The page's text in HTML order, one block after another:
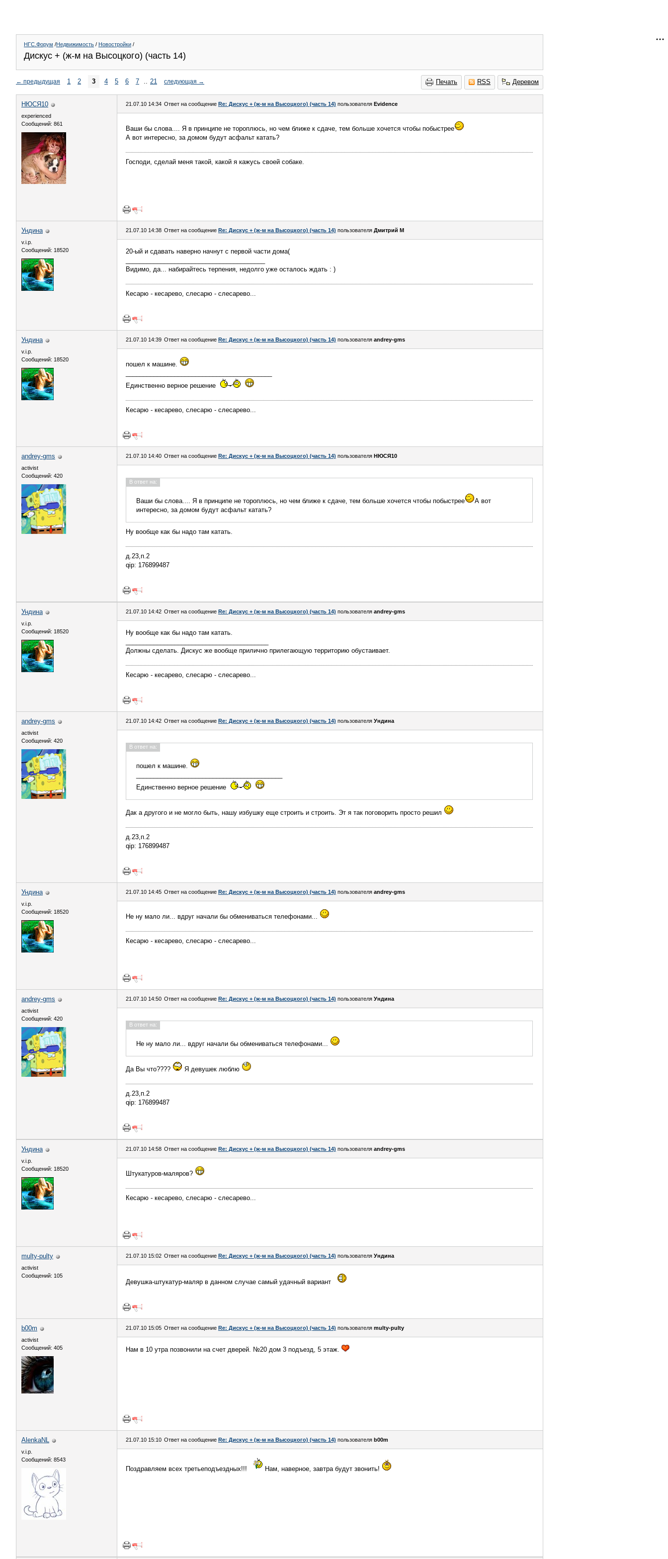
НГС.Форум /Недвижимость / Новостройки /
Дискус + (ж-м на Высоцкого) (часть 14)
Печать RSS Деревом
← предыдущая 1 2 3 4 5 6 7 .. 21 следующая →
НЮСЯ10
experienced
Сообщений: 861
21.07.10 14:34 Ответ на сообщение Re: Дискус + (ж-м на Высоцкого) (часть 14) пользователя Evidence
Ваши бы слова.... Я в принципе не тороплюсь, но чем ближе к сдаче, тем больше хочется чтобы побыстрее
А вот интересно, за домом будут асфальт катать?
Господи, сделай меня такой, какой я кажусь своей собаке.
Ундина
v.i.p.
Сообщений: 18520
21.07.10 14:38 Ответ на сообщение Re: Дискус + (ж-м на Высоцкого) (часть 14) пользователя Дмитрий М
20-ый и сдавать наверно начнут с первой части дома(
Видимо, да... набирайтесь терпения, недолго уже осталось ждать : )
Кесарю - кесарево, слесарю - слесарево...
Ундина
v.i.p.
Сообщений: 18520
21.07.10 14:39 Ответ на сообщение Re: Дискус + (ж-м на Высоцкого) (часть 14) пользователя andrey-gms
пошел к машине.
Единственно верное решение
Кесарю - кесарево, слесарю - слесарево...
andrey-gms
activist
Сообщений: 420
21.07.10 14:40 Ответ на сообщение Re: Дискус + (ж-м на Высоцкого) (часть 14) пользователя НЮСЯ10
В ответ на:
Ваши бы слова.... Я в принципе не тороплюсь, но чем ближе к сдаче, тем больше хочется чтобы побыстрее
А вот
интересно, за домом будут асфальт катать?
Ну вообще как бы надо там катать.
д.23,п.2
qip: 176899487
Ундина
v.i.p.
Сообщений: 18520
21.07.10 14:42 Ответ на сообщение Re: Дискус + (ж-м на Высоцкого) (часть 14) пользователя andrey-gms
Ну вообще как бы надо там катать.
Должны сделать. Дискус же вообще прилично прилегающую территорию обустаивает.
Кесарю - кесарево, слесарю - слесарево...
andrey-gms
activist
Сообщений: 420
21.07.10 14:42 Ответ на сообщение Re: Дискус + (ж-м на Высоцкого) (часть 14) пользователя Ундина
В ответ на:
пошел к машине.
Единственно верное решение
Дак а другого и не могло быть, нашу избушку еще строить и строить. Эт я так поговорить просто решил
д.23,п.2
qip: 176899487
Ундина
v.i.p.
Сообщений: 18520
21.07.10 14:45 Ответ на сообщение Re: Дискус + (ж-м на Высоцкого) (часть 14) пользователя andrey-gms
Не ну мало ли... вдруг начали бы обмениваться телефонами...
Кесарю - кесарево, слесарю - слесарево...
andrey-gms
activist
Сообщений: 420
21.07.10 14:50 Ответ на сообщение Re: Дискус + (ж-м на Высоцкого) (часть 14) пользователя Ундина
В ответ на:
Не ну мало ли... вдруг начали бы обмениваться телефонами...
Да Вы что???? Я девушек люблю
д.23,п.2
qip: 176899487
Ундина
v.i.p.
Сообщений: 18520
21.07.10 14:58 Ответ на сообщение Re: Дискус + (ж-м на Высоцкого) (часть 14) пользователя andrey-gms
Штукатуров-маляров?
Кесарю - кесарево, слесарю - слесарево...
multy-pulty
activist
Сообщений: 105
21.07.10 15:02 Ответ на сообщение Re: Дискус + (ж-м на Высоцкого) (часть 14) пользователя Ундина
Девушка-штукатур-маляр в данном случае самый удачный вариант
b00m
activist
Сообщений: 405
21.07.10 15:05 Ответ на сообщение Re: Дискус + (ж-м на Высоцкого) (часть 14) пользователя multy-pulty
Нам в 10 утра позвонили на счет дверей. №20 дом 3 подъезд, 5 этаж.
AlenkaNL
v.i.p.
Сообщений: 8543
21.07.10 15:10 Ответ на сообщение Re: Дискус + (ж-м на Высоцкого) (часть 14) пользователя b00m
Поздравляем всех третьеподъездных!!! Нам, наверное, завтра будут звонить!